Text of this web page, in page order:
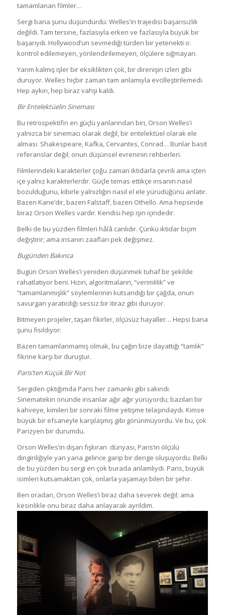
tamamlanan filmler…
Sergi bana şunu düşündürdü: Welles’in trajedisi başarısızlık
değildi. Tam tersine, fazlasıyla erken ve fazlasıyla büyük bir
başarıydı. Hollywood’un sevmediği türden bir yetenekti o:
kontrol edilemeyen, yönlendirilemeyen, ölçülere sığmayan.
Yarım kalmış işler bir eksiklikten çok, bir direnişin izleri gibi
duruyor. Welles hiçbir zaman tam anlamıyla evcilleştirilemedi.
Hep aykırı, hep biraz vahşi kaldı.
Bir Entelektüelin Sineması
Bu retrospektifin en güçlü yanlarından biri, Orson Welles’i
yalnızca bir sinemacı olarak değil, bir entelektüel olarak ele
alması. Shakespeare, Kafka, Cervantes, Conrad… Bunlar basit
referanslar değil; onun düşünsel evreninin rehberleri.
Filmlerindeki karakterler çoğu zaman iktidarla çevrili ama içten
içe yalnız karakterlerdir. Güçle temas ettikçe insanın nasıl
bozulduğunu, kibirle yalnızlığın nasıl el ele yürüdüğünü anlatır.
Bazen Kane’dir, bazen Falstaff, bazen Othello. Ama hepsinde
biraz Orson Welles vardır. Kendisi hep işin içindedir.
Belki de bu yüzden filmleri hâlâ canlıdır. Çünkü iktidar biçim
değiştirir; ama insanın zaafları pek değişmez.
Bugünden Bakınca
Bugün Orson Welles’i yeniden düşünmek tuhaf bir şekilde
rahatlatıyor beni. Hızın, algoritmaların, “verimlilik” ve
“tamamlanmışlık” söylemlerinin kutsandığı bir çağda, onun
savurgan yaratıcılığı sessiz bir itiraz gibi duruyor.
Bitmeyen projeler, taşan fikirler, ölçüsüz hayaller… Hepsi bana
şunu fısıldıyor:
Bazen tamamlanmamış olmak, bu çağın bize dayattığı “tamlık”
fikrine karşı bir duruştur.
Paris’ten Küçük Bir Not
Sergiden çıktığımda Paris her zamanki gibi sakindi.
Sinematekin önünde insanlar ağır ağır yürüyordu; bazıları bir
kahveye, kimileri bir sonraki filme yetişme telaşındaydı. Kimse
büyük bir efsaneyle karşılaşmış gibi görünmüyordu. Ve bu, çok
Parizyen bir durumdu.
Orson Welles’in dışarı fışkıran dünyası, Paris’in ölçülü
dinginliğiyle yan yana gelince garip bir denge oluşuyordu. Belki
de bu yüzden bu sergi en çok burada anlamlıydı. Paris, büyük
isimleri kutsamaktan çok, onlarla yaşamayı bilen bir şehir.
Ben oradan, Orson Welles’i biraz daha severek değil; ama
kesinlikle onu biraz daha anlayarak ayrıldım.